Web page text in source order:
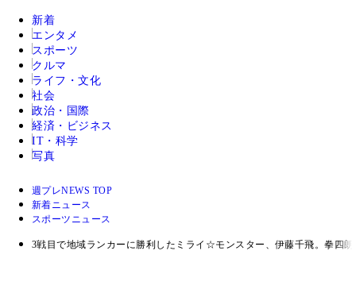
新着
エンタメ
スポーツ
クルマ
ライフ・文化
社会
政治・国際
経済・ビジネス
IT・科学
写真
週プレNEWS TOP
新着ニュース
スポーツニュース
3戦目で地域ランカーに勝利したミライ☆モンスター、伊藤千飛。拳四